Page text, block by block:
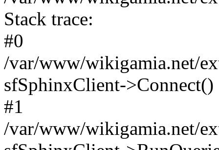
Stack trace:
#0
/var/www/wikigamia.net/
sfSphinxClient->Connect()
#1
/var/www/wikigamia.net/